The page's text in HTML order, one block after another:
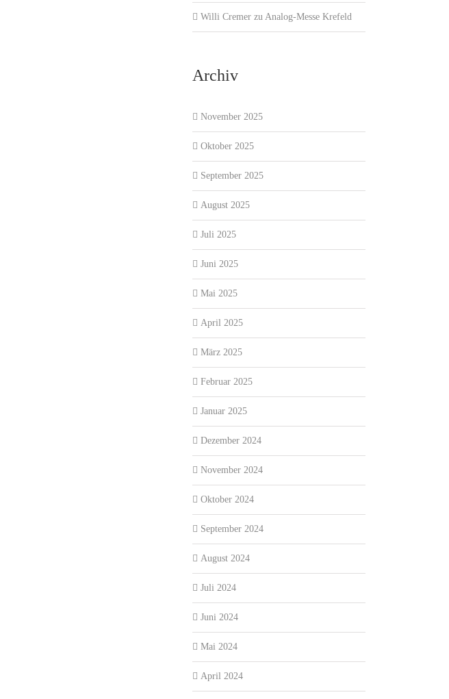
Willi Cremer zu Analog-Messe Krefeld
Archiv
November 2025
Oktober 2025
September 2025
August 2025
Juli 2025
Juni 2025
Mai 2025
April 2025
März 2025
Februar 2025
Januar 2025
Dezember 2024
November 2024
Oktober 2024
September 2024
August 2024
Juli 2024
Juni 2024
Mai 2024
April 2024